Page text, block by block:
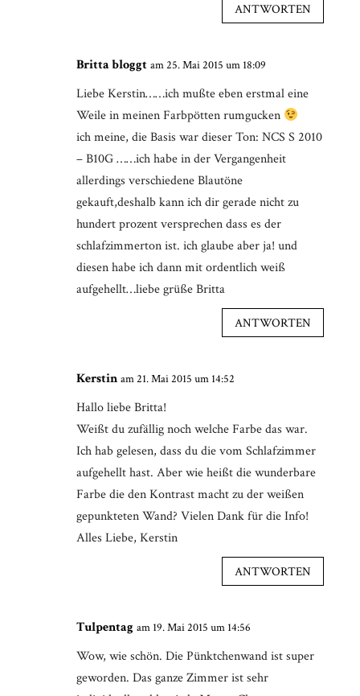
ANTWORTEN
Britta bloggt am 25. Mai 2015 um 18:09
Liebe Kerstin……ich mußte eben erstmal eine
Weile in meinen Farbpötten rumgucken
ich meine, die Basis war dieser Ton: NCS S 2010
– B10G ……ich habe in der Vergangenheit
allerdings verschiedene Blautöne
gekauft,deshalb kann ich dir gerade nicht zu
hundert prozent versprechen dass es der
schlafzimmerton ist. ich glaube aber ja! und
diesen habe ich dann mit ordentlich weiß
aufgehellt…liebe grüße Britta
ANTWORTEN
Kerstin am 21. Mai 2015 um 14:52
Hallo liebe Britta!
Weißt du zufällig noch welche Farbe das war.
Ich hab gelesen, dass du die vom Schlafzimmer
aufgehellt hast. Aber wie heißt die wunderbare
Farbe die den Kontrast macht zu der weißen
gepunkteten Wand? Vielen Dank für die Info!
Alles Liebe, Kerstin
ANTWORTEN
Tulpentag am 19. Mai 2015 um 14:56
Wow, wie schön. Die Pünktchenwand ist super
geworden. Das ganze Zimmer ist sehr